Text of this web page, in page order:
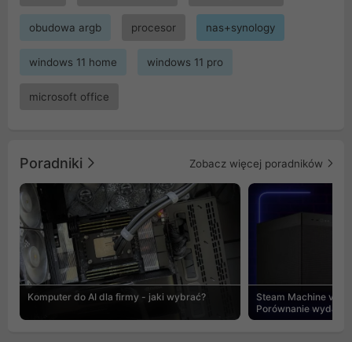
obudowa argb procesor nas+synology
windows 11 home windows 11 pro
microsoft office
Poradniki Zobacz więcej poradników
Komputer do AI dla firmy - jaki wybrać?
Steam Machine vs
Porównanie